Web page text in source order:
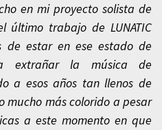
en mi proyecto solista de
último trabajo de LUNATIC
de estar en ese estado de
extrañar la música de
a esos años tan llenos de
mucho más colorido a pesar
a este momento en que